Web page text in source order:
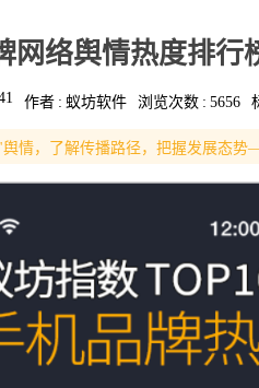
网络舆情热度排行
作者 : 蚁坊软件 浏览次数 : 5656
舆情，了解传播路径，把握发展态